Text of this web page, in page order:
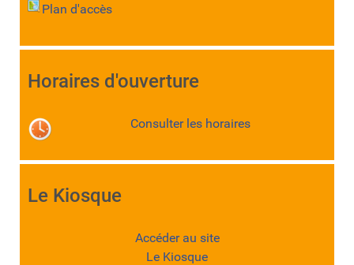
Plan d'accès
Horaires d'ouverture
Consulter les horaires
Le Kiosque
Accéder au site
Le Kiosque